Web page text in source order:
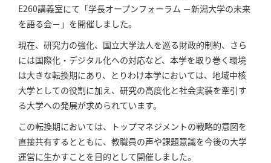
E260講義室にて「学長オープンフォーラム －新潟大学の未来
を語る会－」を開催しました。
現在、研究力の強化、国立大学法人を巡る財政的制約、さら
には国際化・デジタル化への対応など、本学を取り巻く環境
は大きな転換期にあり、とりわけ本学においては、地域中核
大学としての役割に加え、研究の高度化と社会実装を牽引す
る大学への発展が求められています。
この転換期においては、トップマネジメントの戦略的意図を
直接共有するとともに、教職員の声や課題意識を今後の大学
運営に生かすことを目的として開催しました。